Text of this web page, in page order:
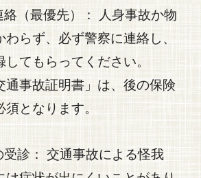
（最優先）：
人身事故か物
らず、必ず警察に連絡し、
てもらってください。
通事故証明書」は、後の保険
となります。
診： 交通事故による怪我